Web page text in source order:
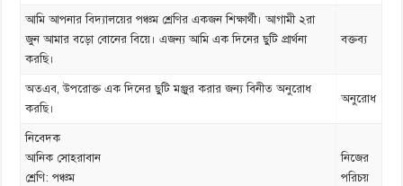
আমি আপনার বিদ্যালয়ের পঞ্চম শ্রেণির একজন শিক্ষার্থী। আগামী ২রা
জুন আমার বড়ো বোনের বিয়ে। এজন্য আমি এক দিনের ছুটি প্রার্থনা
করছি।
বক্তব্য
অতএব, উপরোক্ত এক দিনের ছুটি মঞ্জুর করার জন্য বিনীত অনুরোধ
করছি।
অনুরোধ
নিবেদক
আনিক সোহরাবান
শ্রেণি: পঞ্চম
নিজের
পরিচয়